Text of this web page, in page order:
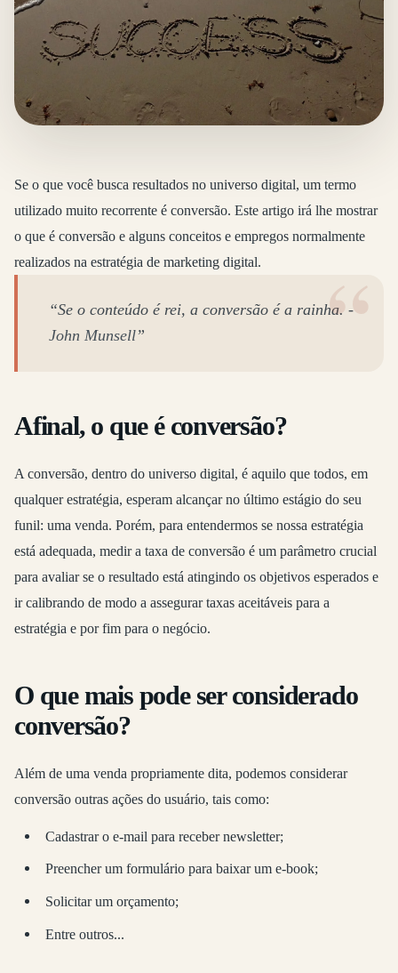
Se o que você busca resultados no universo digital, um termo
utilizado muito recorrente é conversão. Este artigo irá lhe mostrar
o que é conversão e alguns conceitos e empregos normalmente
realizados na estratégia de marketing digital.
“Se o conteúdo é rei, a conversão é a rainha. -
John Munsell”
Afinal, o que é conversão?
A conversão, dentro do universo digital, é aquilo que todos, em
qualquer estratégia, esperam alcançar no último estágio do seu
funil: uma venda. Porém, para entendermos se nossa estratégia
está adequada, medir a taxa de conversão é um parâmetro crucial
para avaliar se o resultado está atingindo os objetivos esperados e
ir calibrando de modo a assegurar taxas aceitáveis para a
estratégia e por fim para o negócio.
O que mais pode ser considerado
conversão?
Além de uma venda propriamente dita, podemos considerar
conversão outras ações do usuário, tais como:
Cadastrar o e-mail para receber newsletter;
Preencher um formulário para baixar um e-book;
Solicitar um orçamento;
Entre outros...